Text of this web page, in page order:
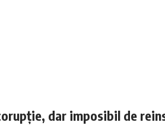
dar imposibil de